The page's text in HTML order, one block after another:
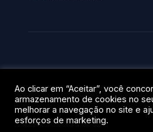
© 2026 BlockTrends · Uma vertical
Todos os direitos reservados.
PrivacidadeTermos
Ao clicar em “Aceitar”, você
armazenamento de cookies no
melhorar a navegação no site e
esforços de marketing.